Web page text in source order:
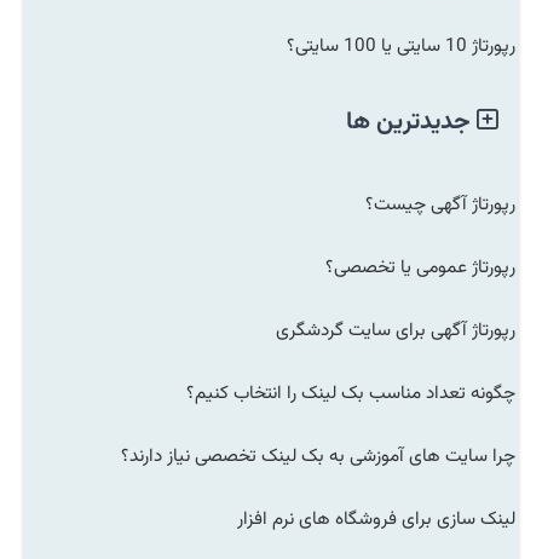
رپورتاژ 10 سایتی یا 100 سایتی؟
جدیدترین ها
رپورتاژ آگهی چیست؟
رپورتاژ عمومی یا تخصصی؟
رپورتاژ آگهی برای سایت گردشگری
چگونه تعداد مناسب بک لینک را انتخاب کنیم؟
چرا سایت های آموزشی به بک لینک تخصصی نیاز دارند؟
لینک سازی برای فروشگاه های نرم افزار